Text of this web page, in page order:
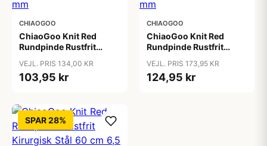
CHIAOGOO
ChiaoGoo Knit Red
Rundpinde Rustfrit
mm
VEJL. PRIS 134,00 KR
103,95 kr
CHIAOGOO
ChiaoGoo Knit Red
Rundpinde Rustfrit
mm
VEJL. PRIS 173,95 KR
124,95 kr
SPAR 28%